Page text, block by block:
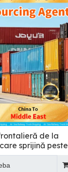
de la
sprijină peste